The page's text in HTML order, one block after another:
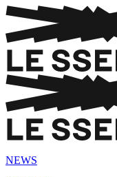
NEWS